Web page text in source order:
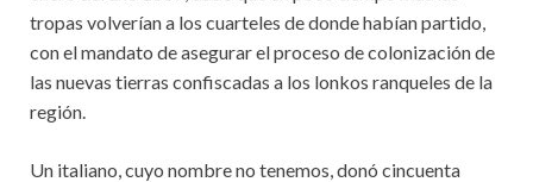
tropas volverían a los cuarteles de donde habían partido,
con el mandato de asegurar el proceso de colonización de
las nuevas tierras confiscadas a los lonkos ranqueles de la
región.
Un italiano, cuyo nombre no tenemos, donó cincuenta